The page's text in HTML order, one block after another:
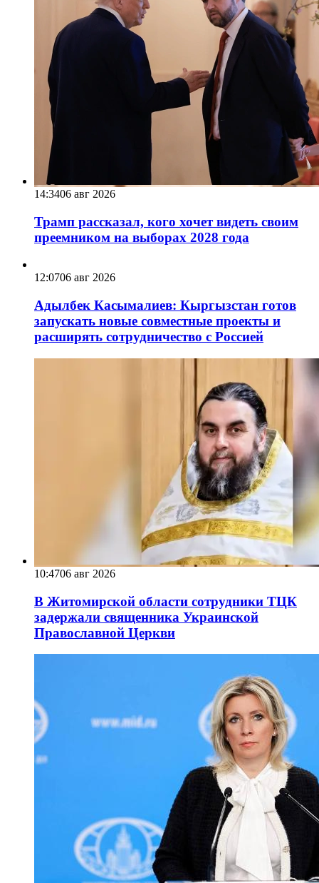
14:3406 авг 2026
Трамп рассказал, кого хочет видеть своим
преемником на выборах 2028 года
12:0706 авг 2026
Адылбек Касымалиев: Кыргызстан готов
запускать новые совместные проекты и
расширять сотрудничество с Россией
10:4706 авг 2026
В Житомирской области сотрудники ТЦК
задержали священника Украинской
Православной Церкви